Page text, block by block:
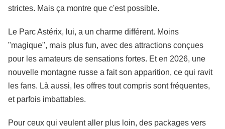
strictes. Mais ça montre que c'est possible.
Le Parc Astérix, lui, a un charme différent. Moins
"magique", mais plus fun, avec des attractions conçues
pour les amateurs de sensations fortes. Et en 2026, une
nouvelle montagne russe a fait son apparition, ce qui ravit
les fans. Là aussi, les offres tout compris sont fréquentes,
et parfois imbattables.
Pour ceux qui veulent aller plus loin, des packages vers